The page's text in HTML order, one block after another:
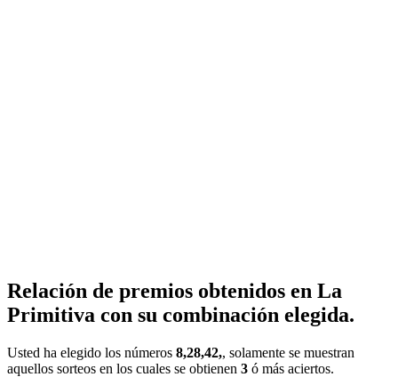
Relación de premios obtenidos en La
Primitiva con su combinación elegida.
Usted ha elegido los números 8,28,42,, solamente se muestran
aquellos sorteos en los cuales se obtienen 3 ó más aciertos.